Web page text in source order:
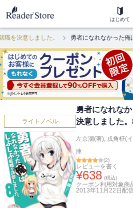
はじめて
職を決意しました。 勇者になれなかった
ライトノベル
勇者になれな
決意しました
左京潤(著), 戌角柾(
庫
(2)
レビューを書く
¥638 (税込)
クーポン利用対象商
2013年11月22日 配